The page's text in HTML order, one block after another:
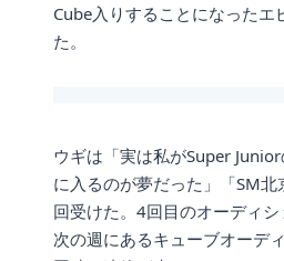
Cube入りすることになったエ
た。
ウギは「実は私がSuper
に入るのが夢だった」「SM
回受けた。4回目のオーディ
次の週にあるキューブオーデ